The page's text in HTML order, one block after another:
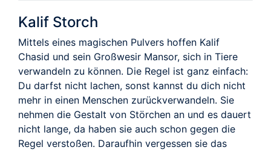
TRAILER
Kalif Storch
Mittels eines magischen Pulvers hoffen Kalif
Chasid und sein Großwesir Mansor, sich in Tiere
verwandeln zu können. Die Regel ist ganz einfach:
Du darfst nicht lachen, sonst kannst du dich nicht
mehr in einen Menschen zurückverwandeln. Sie
nehmen die Gestalt von Störchen an und es dauert
nicht lange, da haben sie auch schon gegen die
Regel verstoßen. Daraufhin vergessen sie das